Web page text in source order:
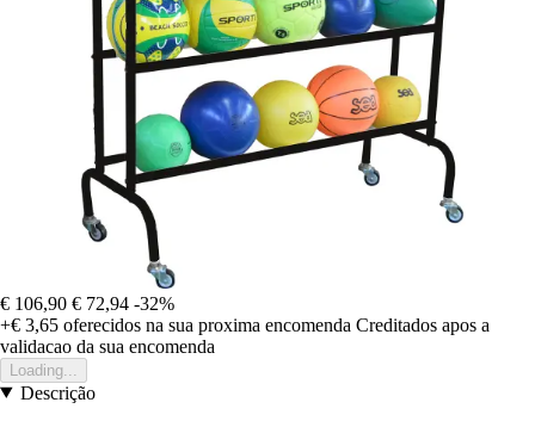
€ 106,90 € 72,94 -32%
+€ 3,65 oferecidos na sua proxima encomenda Creditados apos a
validacao da sua encomenda
Loading...
Descrição